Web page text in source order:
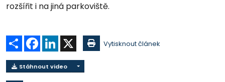
rozšířit i na jiná parkoviště.
Sdílet Facebook
LinkedIn Vytisknout článek
Stáhnout video